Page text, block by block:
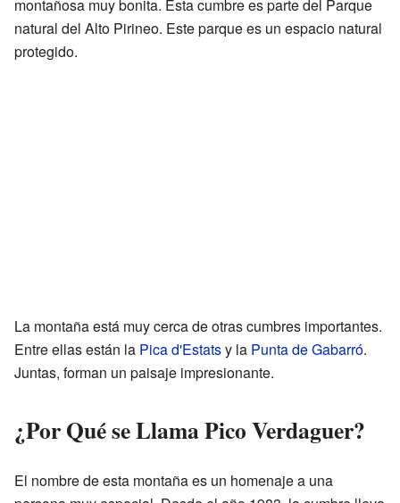
montañosa muy bonita. Esta cumbre es parte del Parque
natural del Alto Pirineo. Este parque es un espacio natural
protegido.
La montaña está muy cerca de otras cumbres importantes.
Entre ellas están la Pica d'Estatsy la Punta de Gabarró.
Juntas, forman un paisaje impresionante.
¿Por Qué se Llama Pico Verdaguer?
El nombre de esta montaña es un homenaje a una